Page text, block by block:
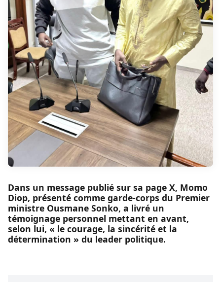
Dans un message publié sur sa page X, Momo
Diop, présenté comme garde-corps du Premier
ministre Ousmane Sonko, a livré un
témoignage personnel mettant en avant,
selon lui, « le courage, la sincérité et la
détermination » du leader politique.